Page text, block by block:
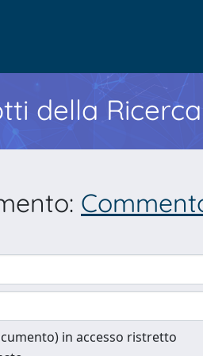
della
in accesso ristretto